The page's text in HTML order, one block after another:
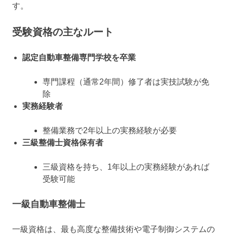
す。
受験資格の主なルート
認定自動車整備専門学校を卒業
専門課程（通常2年間）修了者は実技試験が免
除
実務経験者
整備業務で2年以上の実務経験が必要
三級整備士資格保有者
三級資格を持ち、1年以上の実務経験があれば
受験可能
一級自動車整備士
一級資格は、最も高度な整備技術や電子制御システムの